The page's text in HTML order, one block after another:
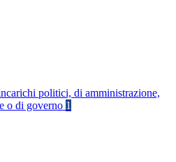
politici, di amministrazione,
o di governo 1